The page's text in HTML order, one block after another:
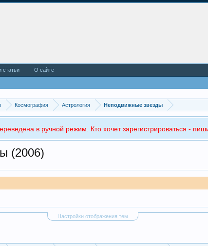
Космография Астрология Неподвижные звезды
в ручной режим. Кто хочет зарегистрироваться -
(2006)
Настройки отображения тем
статьи О сайте